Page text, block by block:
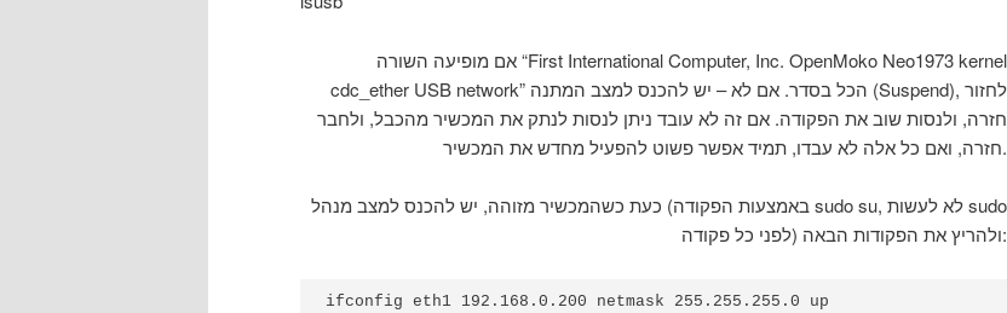
אם מופיעה השורה “First International Computer, Inc. OpenMoko Neo1973 kernel
cdc_ether USB network” הכל בסדר. אם לא – יש להכנס למצב המתנה (Suspend), לחזור
חזרה, ולנסות שוב את הפקודה. אם זה לא עובד ניתן לנסות לנתק את המכשיר מהכבל, ולחבר
חזרה, ואם כל אלה לא עבדו, תמיד אפשר פשוט להפעיל מחדש את המכשיר.
כעת כשהמכשיר מזוהה, יש להכנס למצב מנהל (באמצעות הפקודה sudo su, לא לעשות sudo
לפני כל פקודה) ולהריץ את הפקודות הבאה:
ifconfig eth1 192.168.0.200 netmask 255.255.255.0 up